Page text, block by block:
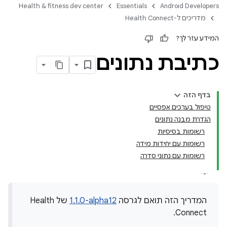
Android Developers
Essentials
Health & fitness dev center
מדריכים ל-Health Connect
המידע עזר לך?
כתיבת נתונים
בדף הזה
טיפול בערכים אפסיים
הגדרת מבנה נתונים
רשומות בסיסיות
רשומות עם יחידות מידה
רשומות עם נתוני סדרה
המדריך הזה תואם לגרסה 1.1.0‎-alpha12
של Health
Connect.